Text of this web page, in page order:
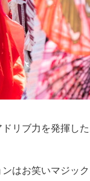
リブ力を発揮し
はお笑いマジック